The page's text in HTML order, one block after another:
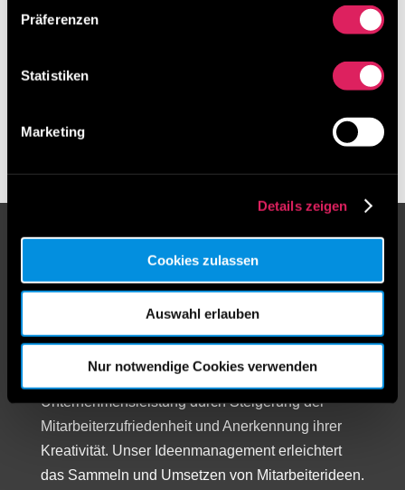
Präferenzen
Statistiken
Marketing
Details zeigen
Cookies zulassen
Auswahl erlauben
Nur notwendige Cookies verwenden
Archiv
Unser in Niederösterreich ansässiges
voll auszuschöpfen. Wir verbessern die
Unternehmensleistung durch Steigerung der
Mitarbeiterzufriedenheit und Anerkennung ihrer
Kreativität. Unser Ideenmanagement erleichtert
das Sammeln und Umsetzen von Mitarbeiterideen.